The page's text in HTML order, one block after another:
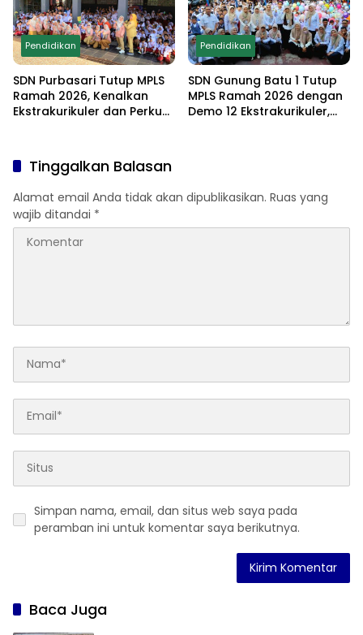
Pendidikan
SDN Purbasari Tutup MPLS
Ramah 2026, Kenalkan
Ekstrakurikuler dan Perkuat
Pendidikan
SDN Gunung Batu 1 Tutup
MPLS Ramah 2026 dengan
Demo 12 Ekstrakurikuler,
Tinggalkan Balasan
Alamat email Anda tidak akan dipublikasikan. Ruas yang
wajib ditandai *
Simpan nama, email, dan situs web saya pada
peramban ini untuk komentar saya berikutnya.
Baca Juga